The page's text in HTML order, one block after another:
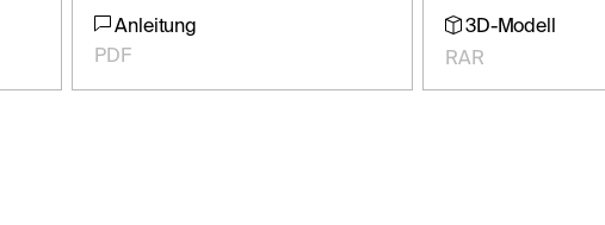
Anleitung
PDF
3D-Modell
RAR